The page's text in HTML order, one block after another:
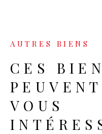
AUTRES BIENS
CES
VOUS